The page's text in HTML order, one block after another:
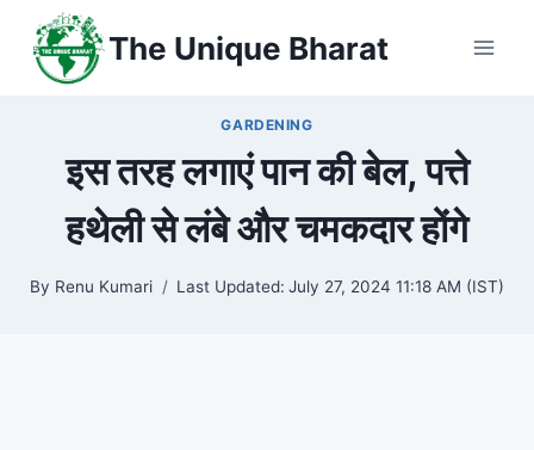
content
The Unique Bharat
GARDENING
इस तरह लगाएं पान की बेल, पत्ते
हथेली से लंबे और चमकदार होंगे
By Renu Kumari Last Updated: July 27, 2024 11:18 AM (IST)